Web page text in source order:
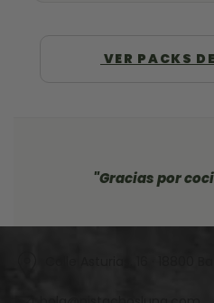
VER PACKS
"Gracias por